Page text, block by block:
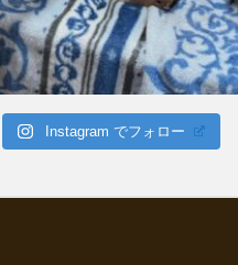
Instagram でフォロー